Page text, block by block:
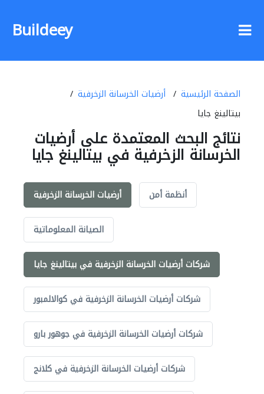
Buildeey
الصفحة الرئيسية
أرضيات الخرسانة الزخرفية
بيتالينغ جايا
نتائج البحث المعتمدة على أرضيات
الخرسانة الزخرفية في بيتالينغ جايا
أرضيات الخرسانة الزخرفية أنظمة أمن
الصيانة المعلوماتية
شركات أرضيات الخرسانة الزخرفية في بيتالينغ جايا
شركات أرضيات الخرسانة الزخرفية في كوالالمبور
شركات أرضيات الخرسانة الزخرفية في جوهور بارو
شركات أرضيات الخرسانة الزخرفية في كلانج